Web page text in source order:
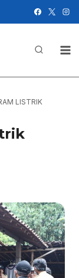
LISTRIK